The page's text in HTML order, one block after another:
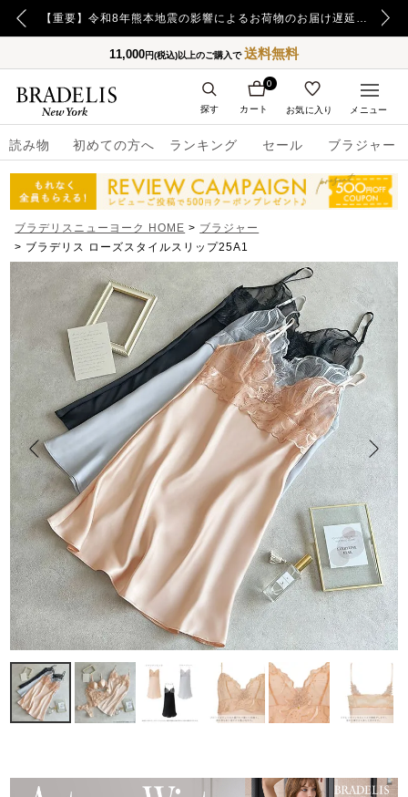
【重要】日本郵便の障害による配送への影響についてのお詫び
11,000円(税込)以上のご購入で送料無料
読み物 初めての方へ ランキング セール ブラジャー
カート
0
お気に入り
探す メニュー
ブラデリスニューヨーク HOME
ブラジャー
ブラデリス ローズスタイルスリップ25A1